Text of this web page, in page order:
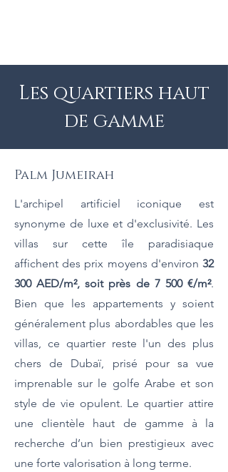
Les quartiers haut
de gamme
Palm Jumeirah
L'archipel artificiel iconique est
synonyme de luxe et d'exclusivité. Les
villas sur cette île paradisiaque
affichent des prix moyens d'environ 32
300 AED/m², soit près de 7 500 €/m².
Bien que les appartements y soient
généralement plus abordables que les
villas, ce quartier reste l'un des plus
chers de Dubaï, prisé pour sa vue
imprenable sur le golfe Arabe et son
style de vie opulent. Le quartier attire
une clientèle haut de gamme à la
recherche d’un bien prestigieux avec
une forte valorisation à long terme.